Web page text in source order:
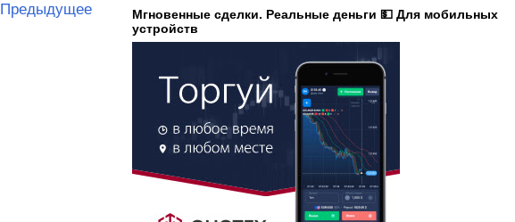
Предыдущее
Мгновенные сделки. Реальные деньги 💵 Для мобильных
устройств